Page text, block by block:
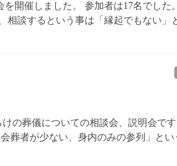
開催しました。 参加者は17名でした
談するという事は「縁起でもない」
の葬儀についての相談会、説明会で
葬者が少ない、身内のみの参列」とい